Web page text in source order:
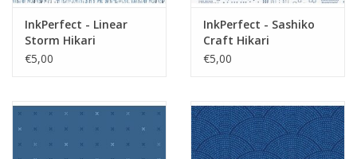
InkPerfect - Linear
Storm Hikari
€5,00
InkPerfect - Sashiko
Craft Hikari
€5,00